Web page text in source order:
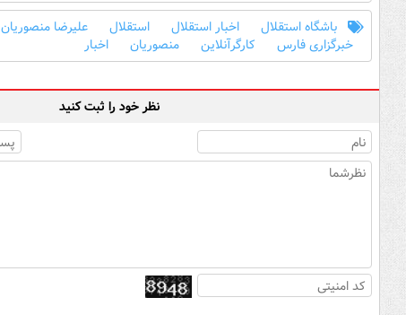
باشگاه استقلال اخبار استقلال استقلال علیرضا منصوریان
خبرگزاری فارس
کارگرآنلاین منصوریان اخبار
نظر خود را ثبت کنید